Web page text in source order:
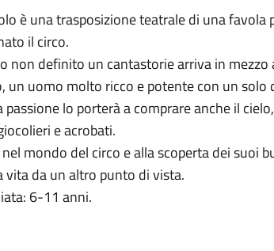
è una trasposizione teatrale di una
il circo.
non definito un cantastorie arriva in mezzo
un uomo molto ricco e potente con un solo
passione lo porterà a comprare anche il
e acrobati.
mondo del circo e alla scoperta dei suoi
vita da un altro punto di vista.
6-11 anni.